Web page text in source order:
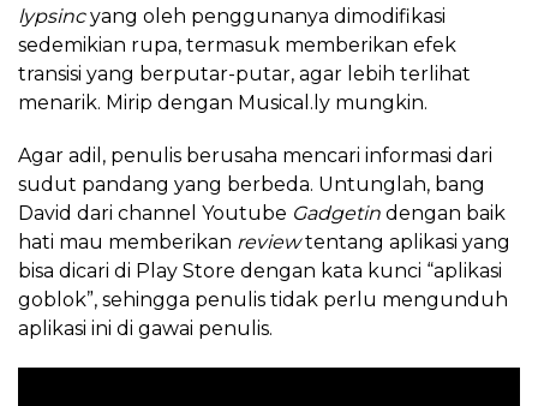
lypsincyang oleh penggunanya dimodifikasi
sedemikian rupa, termasuk memberikan efek
transisi yang berputar-putar, agar lebih terlihat
menarik. Mirip dengan Musical.ly mungkin.
Agar adil, penulis berusaha mencari informasi dari
sudut pandang yang berbeda. Untunglah, bang
David dari channel Youtube Gadgetin dengan baik
hati mau memberikan reviewtentang aplikasi yang
bisa dicari di Play Store dengan kata kunci “aplikasi
goblok”, sehingga penulis tidak perlu mengunduh
aplikasi ini di gawai penulis.